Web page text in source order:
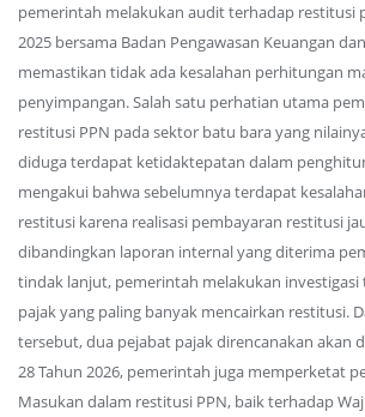
pemerintah melakukan audit terhadap restitusi
2025 bersama Badan Pengawasan Keuangan
memastikan tidak ada kesalahan perhitungan
penyimpangan. Salah satu perhatian utama
restitusi PPN pada sektor batu bara yang
diduga terdapat ketidaktepatan dalam
mengakui bahwa sebelumnya terdapat
restitusi karena realisasi pembayaran restitusi
dibandingkan laporan internal yang diterima
tindak lanjut, pemerintah melakukan
pajak yang paling banyak mencairkan restitusi.
tersebut, dua pejabat pajak direncanakan akan
28 Tahun 2026, pemerintah juga memperketat
Masukan dalam restitusi PPN, baik terhadap